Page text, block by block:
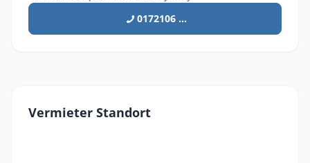
0172106 ...
Vermieter Standort